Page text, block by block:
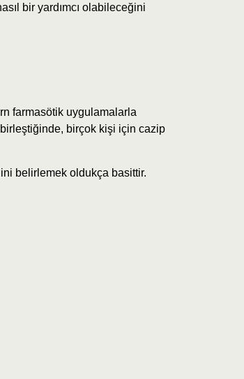
bir yardımcı olabileceğini
farmasötik uygulamalarla
birçok kişi için cazip
belirlemek oldukça basittir.